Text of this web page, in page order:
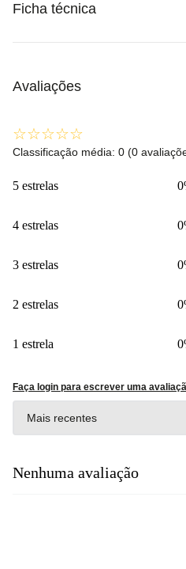
Ficha técnica
Avaliações
☆☆☆☆☆
Classificação média: 0 (0
5 estrelas
4 estrelas
3 estrelas
2 estrelas
1 estrela
Faça login para escrever uma
Mais recentes
Nenhuma avaliação